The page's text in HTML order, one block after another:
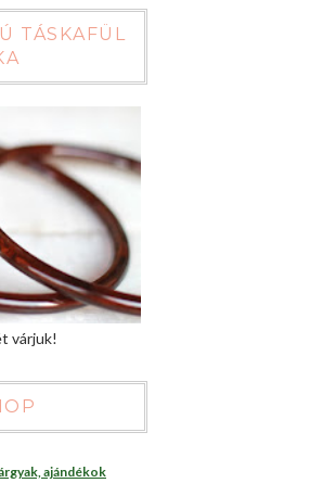
TÁSKAFÜL
várjuk!
ajándékok